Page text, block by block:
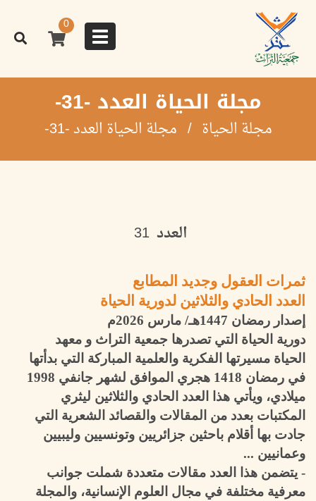
المحتوى
الرئيسي
Toggle
navigation
0
مجلة الحياة العدد -31-
مجلة الحياة مجلة الحياة العدد -31-
العدد 31
ثمرات العقول وجديد المطابع
العدد الحادي والثلاثين لدورية الحياة
إصدار رمضان 1447هـ/ مارس 2026م
دورية الحياة التي تصدرها جمعية التراث و معهد
الحياة مسيرتها الفكرية والعلمية المباركة التي بدأتها
في رمضان 1418 هجري الموافق لشهر جانفي 1998
ميلادي، ويأتي هذا العدد الحادي والثلاثين ليثري
المكتبات بعدد من المقالات والقصائد الشعرية التي
جادت بها أقلام باحثين جزائريين وتونسيين وليبيين
وعمانيين ...
- يتضمن هذا العدد مقالات متعددة شملت جوانب
معرفية مختلفة في مجال العلوم الإنسانية، والمجلة